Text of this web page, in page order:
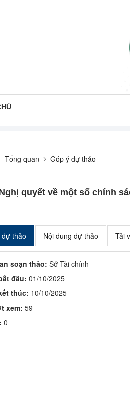
Tổng quan Góp ý dự thảo
quyết về một số chính
thảo Nội dung dự thảo Tải
soạn thảo: Sở Tài chính
đầu: 01/10/2025
thúc: 10/10/2025
xem: 59
0